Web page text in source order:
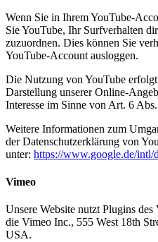
Wenn Sie in Ihrem YouTube-
Sie YouTube, Ihr Surfverhalten
zuzuordnen. Dies können Sie
YouTube-Account ausloggen.
Die Nutzung von YouTube erfolgt
Darstellung unserer Online-
Interesse im Sinne von Art. 6
Weitere Informationen zum
der Datenschutzerklärung von
unter: https://www.google.de/intl/
Vimeo
Unsere Website nutzt Plugins
die Vimeo Inc., 555 West 18th
USA.